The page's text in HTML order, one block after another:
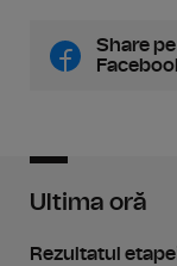
Share pe
Ultima oră
Rezultatul